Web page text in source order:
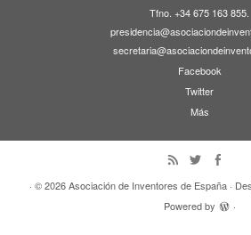
Tfno. +34 675 163 855.
Facebook
Twitter
Más
· © 2026Asociación de Inventores de España·
Powered by
·